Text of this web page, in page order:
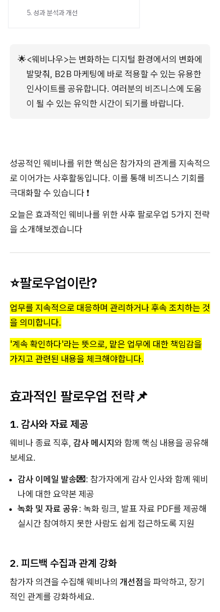
5. 성과 분석과 개선
🌟<웨비나우>는 변화하는 디지털 환경에서의 변화에
발맞춰, B2B 마케팅에 바로 적용할 수 있는 유용한
인사이트를 공유합니다. 여러분의 비즈니스에 도움
이 될 수 있는 유익한 시간이 되기를 바랍니다.
성공적인 웨비나를 위한 핵심은 참가자의 관계를 지속적으
로 이어가는 사후활동입니다. 이를 통해 비즈니스 기회를
극대화할 수 있습니다 ❗
오늘은 효과적인 웨비나를 위한 사후 팔로우업 5가지 전략
을 소개해보겠습니다
⭐팔로우업이란?
업무를 지속적으로 대응하며 관리하거나 후속 조치하는 것
을 의미합니다.
'계속 확인하다'라는 뜻으로, 맡은 업무에 대한 책임감을
가지고 관련된 내용을 체크해야합니다.
효과적인 팔로우업 전략📌
1. 감사와 자료 제공
웨비나 종료 직후, 감사 메시지와 함께 핵심 내용을 공유해
보세요.
감사 이메일 발송💌: 참가자에게 감사 인사와 함께 웨비
나에 대한 요약본 제공
녹화 및 자료 공유: 녹화 링크, 발표 자료 PDF를 제공해
실시간 참여하지 못한 사람도 쉽게 접근하도록 지원
2. 피드백 수집과 관계 강화
참가자 의견을 수집해 웨비나의 개선점을 파악하고, 장기
적인 관계를 강화하세요.